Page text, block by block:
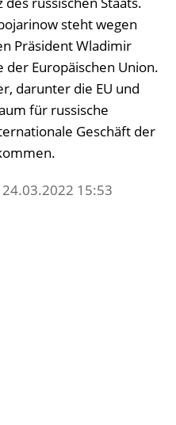
steht wegen
Präsident Wladimir
der Europäischen Union.
darunter die EU und
für russische
Geschäft der
15:53